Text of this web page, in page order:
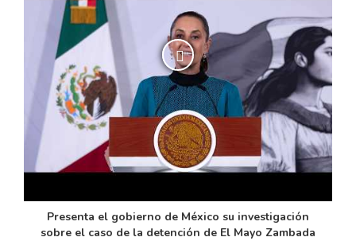
Presenta el gobierno de México su investigación
sobre el caso de la detención de El Mayo Zambada